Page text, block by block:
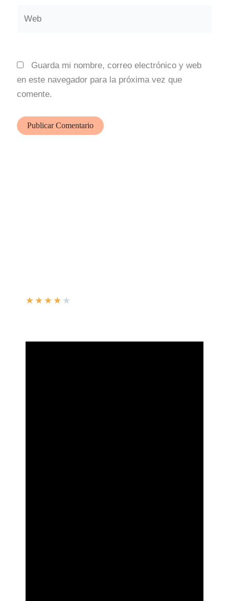
Guarda mi nombre, correo electrónico y web
en este navegador para la próxima vez que
comente.
★ ★ ★ ★ ★